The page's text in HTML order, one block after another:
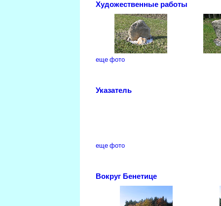
Художественные работы
еще фото
Указатель
еще фото
Вокруг Бенетице